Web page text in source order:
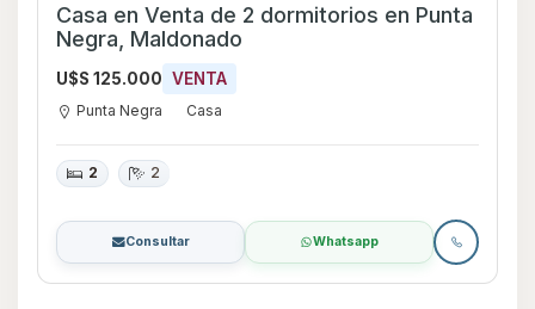
Casa en Venta de 2 dormitorios en Punta
Negra, Maldonado
U$S 125.000 VENTA
Punta Negra Casa
2 2
Consultar Whatsapp